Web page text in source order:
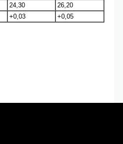
24,30
26,20
+0,03
+0,05